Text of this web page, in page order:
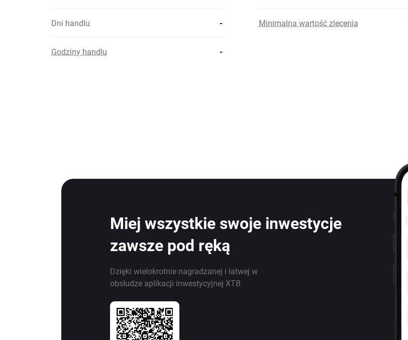
Dni handlu - Minimalna wartość zlecenia
Godziny handlu -
Miej wszystkie swoje inwestycje
zawsze pod ręką
Dzięki wielokrotnie nagradzanej i łatwej w
obsłudze aplikacji inwestycyjnej XTB